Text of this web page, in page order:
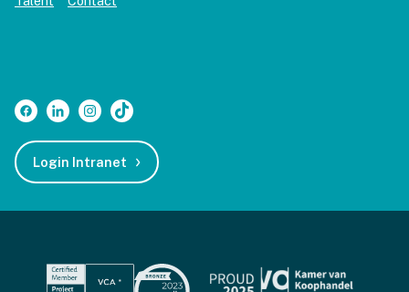
Login Intranet